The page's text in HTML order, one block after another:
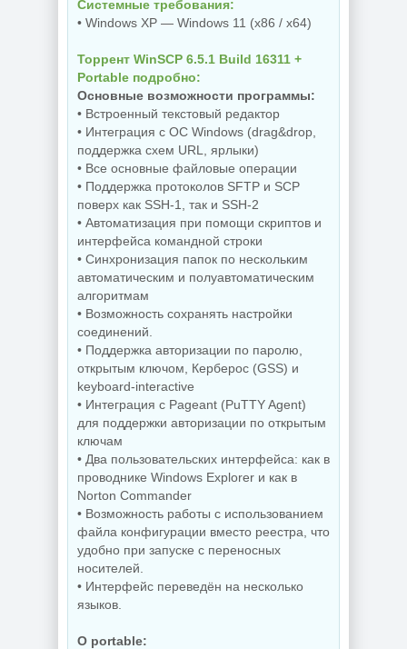
Редактор фото
MAX 2026.5
20.5.0.19010 +
Creative Pack
NEW
Comodo Internet
Security Premium
12.4.0.8170 Final
Резервное
копирование
Hasleo Backup
Suite 5.9.2.1 by
Dodakaedr
NEW
изображений Krita
5.3.3 by 7997
Управление
процессами
Windows Process
Lasso Pro
18.2.3.42
NEW
Захват снимков с
монитора
11.3 by KpoJIuK
Системные требования:
• Windows XP — Windows 11 (x86 / x64)
Торрент WinSCP 6.5.1 Build 16311 +
Portable подробно:
Основные возможности программы:
• Встроенный текстовый редактор
• Интеграция с ОС Windows (drag&drop,
поддержка схем URL, ярлыки)
• Все основные файловые операции
• Поддержка протоколов SFTP и SCP
поверх как SSH-1, так и SSH-2
• Автоматизация при помощи скриптов и
интерфейса командной строки
• Синхронизация папок по нескольким
автоматическим и полуавтоматическим
алгоритмам
• Возможность сохранять настройки
соединений.
• Поддержка авторизации по паролю,
открытым ключом, Керберос (GSS) и
keyboard-interactive
• Интеграция с Pageant (PuTTY Agent)
для поддержки авторизации по открытым
ключам
• Два пользовательских интерфейса: как в
проводнике Windows Explorer и как в
Norton Commander
• Возможность работы с использованием
файла конфигурации вместо реестра, что
удобно при запуске с переносных
носителей.
• Интерфейс переведён на несколько
языков.
O portable: